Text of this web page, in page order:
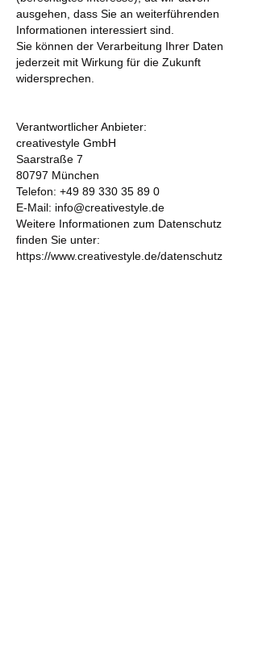
ausgehen, dass Sie an weiterführenden
Informationen interessiert sind.
Sie können der Verarbeitung Ihrer Daten
jederzeit mit Wirkung für die Zukunft
widersprechen.
Verantwortlicher Anbieter:
creativestyle GmbH
Saarstraße 7
80797 München
Telefon: +49 89 330 35 89 0
E-Mail: info@creativestyle.de
Weitere Informationen zum Datenschutz
finden Sie unter:
https://www.creativestyle.de/datenschutz